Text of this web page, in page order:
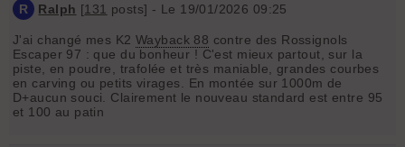
R Ralph [131 posts] - Le 19/01/2026 09:25
J'ai changé mes K2 Wayback 88 contre des Rossignols
Escaper 97 : que du bonheur ! C'est mieux partout, sur la
piste, en poudre, trafolée et très maniable, grandes courbes
en carving ou petits virages. En montée sur 1000m de
D+aucun souci. Clairement le nouveau standard est entre 95
et 100 au patin